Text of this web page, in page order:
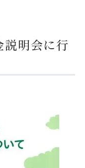
明会に行